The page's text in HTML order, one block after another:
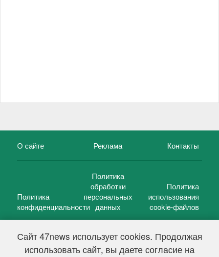
Сайт 47news использует cookies. Продолжая
использовать сайт, вы даете согласие на
О сайте Реклама Контакты
Политика
конфиденциальности
Политика
обработки
персональных
данных
Политика
использования
cookie-файлов
47 новостей (47 news)2005 — 2026 г.